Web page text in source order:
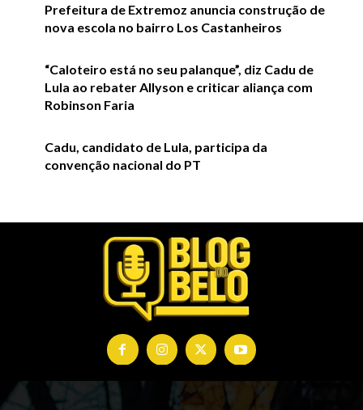
Prefeitura de Extremoz anuncia construção de
nova escola no bairro Los Castanheiros
“Caloteiro está no seu palanque”, diz Cadu de
Lula ao rebater Allyson e criticar aliança com
Robinson Faria
Cadu, candidato de Lula, participa da
convenção nacional do PT